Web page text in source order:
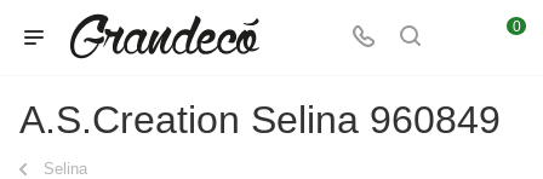
0
A.S.Creation Selina 960849
Selina